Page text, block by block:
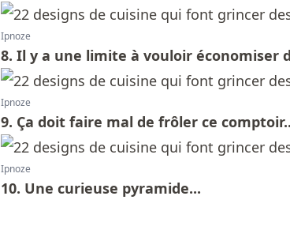
Ipnoze
8. Il y a une limite à vouloir économiser
Ipnoze
9. Ça doit faire mal de frôler ce
Ipnoze
10. Une curieuse pyramide...